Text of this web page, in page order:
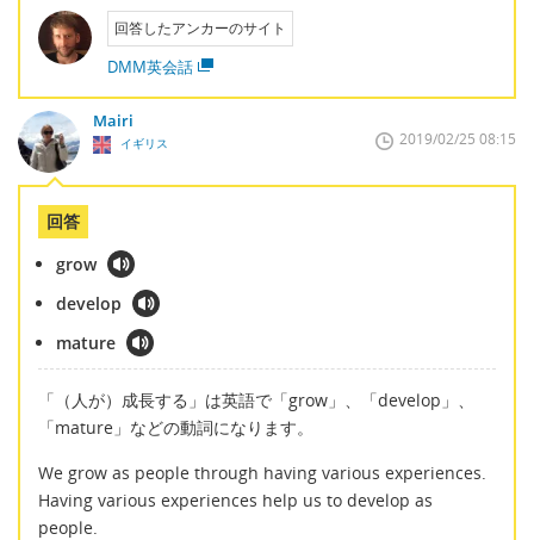
回答したアンカーのサイト
DMM英会話
Mairi
イギリス 2019/02/25 08:15
回答
grow
develop
mature
「（人が）成長する」は英語で「grow」、「develop」、
「mature」などの動詞になります。
We grow as people through having various experiences.
Having various experiences help us to develop as
people.